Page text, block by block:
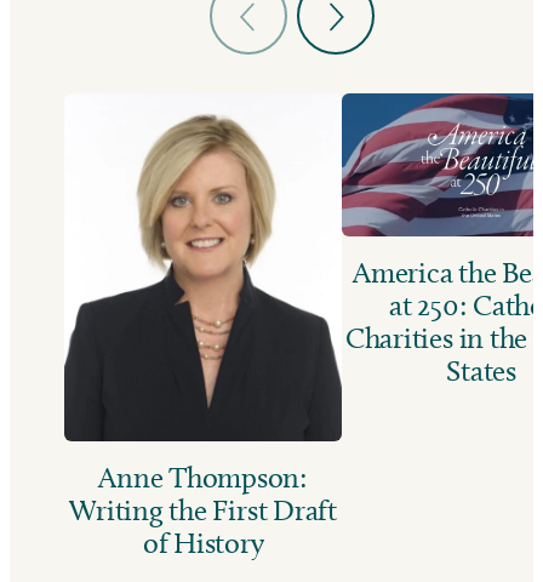
Anne Thompson:
Writing the First Draft
of History
America the
at 250:
Charities in the
States